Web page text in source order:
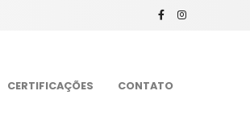
CERTIFICAÇÕES CONTATO